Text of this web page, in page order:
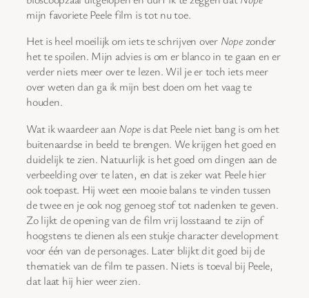
mijn favoriete Peele film is tot nu toe.
Het is heel moeilijk om iets te schrijven over Nopezonder
het te spoilen. Mijn advies is om er blanco in te gaan en er
verder niets meer over te lezen. Wil je er toch iets meer
over weten dan ga ik mijn best doen om het vaag te
houden.
Wat ik waardeer aan Nope is dat Peele niet bang is om het
buitenaardse in beeld te brengen. We krijgen het goed en
duidelijk te zien. Natuurlijk is het goed om dingen aan de
verbeelding over te laten, en dat is zeker wat Peele hier
ook toepast. Hij weet een mooie balans te vinden tussen
de twee en je ook nog genoeg stof tot nadenken te geven.
Zo lijkt de opening van de film vrij losstaand te zijn of
hoogstens te dienen als een stukje character development
voor één van de personages. Later blijkt dit goed bij de
thematiek van de film te passen. Niets is toeval bij Peele,
dat laat hij hier weer zien.